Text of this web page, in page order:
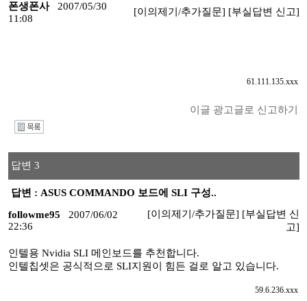
폰생폰사
2007/05/30
11:08
[이의제기/추가질문] [부실답변 신고]
61.111.135.xxx
이글 광고글로 신고하기
답변 3
답변 : ASUS COMMANDO 보드에 SLI 구성..
followme95
2007/06/02
22:36
[이의제기/추가질문] [부실답변 신
고]
인텔용 Nvidia SLI 메인보드를 추천합니다.
인텔칩셋은 공식적으로 SLI지원이 힘든 걸로 알고 있습니다.
59.6.236.xxx